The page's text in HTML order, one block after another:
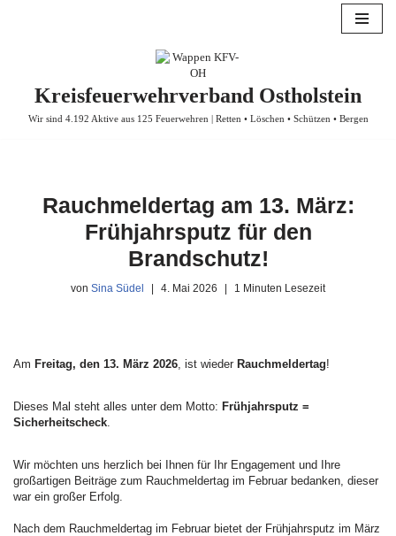
Kreisfeuerwehrverband Ostholstein
Wir sind 4.192 Aktive aus 125 Feuerwehren | Retten • Löschen • Schützen • Bergen
Rauchmeldertag am 13. März:
Frühjahrsputz für den
Brandschutz!
von Sina Südel 4. Mai 2026 1 Minuten Lesezeit
Am Freitag, den 13. März 2026, ist wieder Rauchmeldertag!
Dieses Mal steht alles unter dem Motto: Frühjahrsputz =
Sicherheitscheck.
Wir möchten uns herzlich bei Ihnen für Ihr Engagement und Ihre
großartigen Beiträge zum Rauchmeldertag im Februar bedanken, dieser
war ein großer Erfolg.
Nach dem Rauchmeldertag im Februar bietet der Frühjahrsputz im März